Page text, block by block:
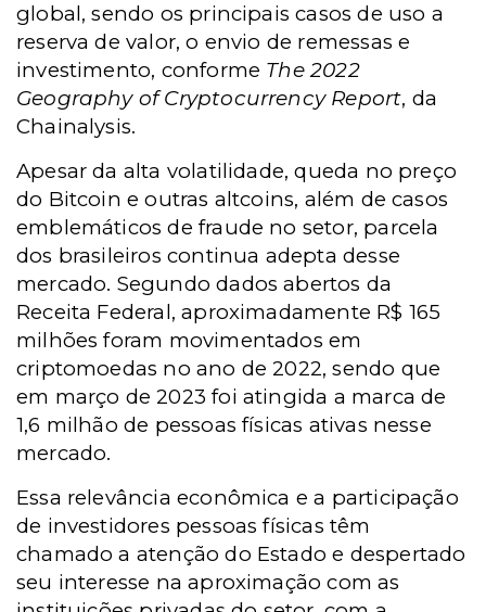
global, sendo os principais casos de uso a
reserva de valor, o envio de remessas e
investimento, conforme The 2022
Geography of Cryptocurrency Report, da
Chainalysis.
Apesar da alta volatilidade, queda no preço
do Bitcoin e outras altcoins, além de casos
emblemáticos de fraude no setor, parcela
dos brasileiros continua adepta desse
mercado. Segundo dados abertos da
Receita Federal, aproximadamente R$ 165
milhões foram movimentados em
criptomoedas no ano de 2022, sendo que
em março de 2023 foi atingida a marca de
1,6 milhão de pessoas físicas ativas nesse
mercado.
Essa relevância econômica e a participação
de investidores pessoas físicas têm
chamado a atenção do Estado e despertado
seu interesse na aproximação com as